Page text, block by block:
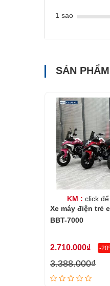
1 sao
SẢN
KM : click
Xe máy điện trẻ
BBT-7000
2.710.000₫ -
3.388.000₫